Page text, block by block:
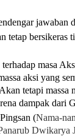
jawaban
tetap bersikeras
masa
aksi yang
tetapi
dampak dari
(Nama-
Dwikarya